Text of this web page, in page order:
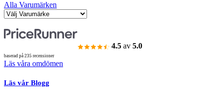
Alla Varumärken
4.5 av 5.0
baserad på 235 recensioner
Läs våra omdömen
Läs vår Blogg